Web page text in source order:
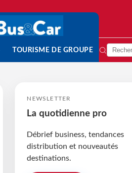
TOURISME DE GROUPE
NEWSLETTER
La quotidienne pro
Débrief business, tendances
distribution et nouveautés
destinations.